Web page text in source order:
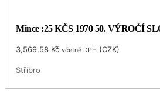
Mince :25 KČS 1970 50. VÝROČÍ
3,569.58 Kč včetně DPH (CZK)
Stříbro